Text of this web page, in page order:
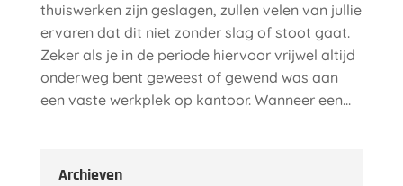
thuiswerken zijn geslagen, zullen velen van jullie
ervaren dat dit niet zonder slag of stoot gaat.
Zeker als je in de periode hiervoor vrijwel altijd
onderweg bent geweest of gewend was aan
een vaste werkplek op kantoor. Wanneer een...
Archieven